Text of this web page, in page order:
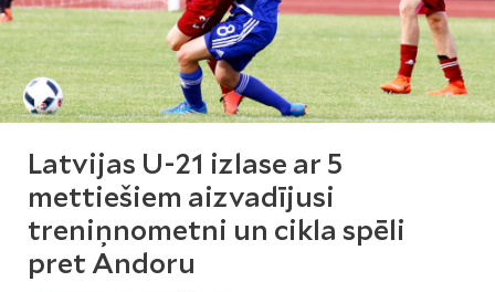
Latvijas U-21 izlase ar 5
mettiešiem aizvadījusi
treniņnometni un cikla spēli
pret Andoru